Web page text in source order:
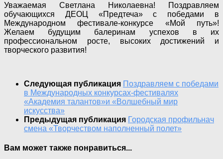
Уважаемая Светлана Николаевна! Поздравляем
обучающихся ДЕОЦ «Предтеча» с победами в
Международном фестивале-конкурсе «Мой путь»!
Желаем будущим балеринам успехов в их
профессиональном росте, высоких достижений и
творческого развития!
Следующая публикация Поздравляем с победами
в Международных конкурсах-фестивалях
«Академия талантов»и «Волшебный мир
искусства»
Предыдущая публикация Городская профильнач
смена «Творчеством наполненный полет»
Вам может также понравиться...